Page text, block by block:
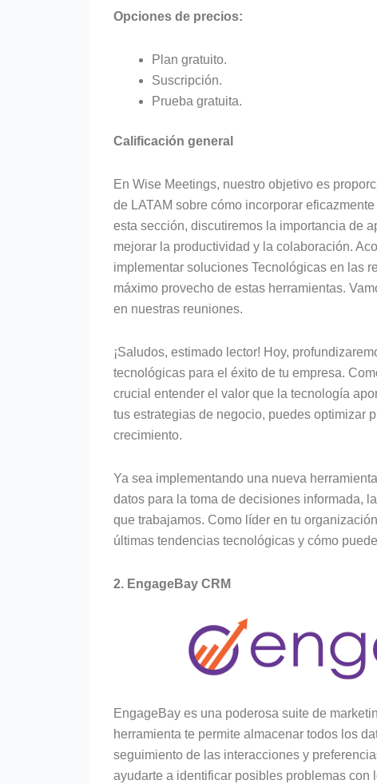
Opciones de precios:
Plan gratuito.
Suscripción.
Prueba gratuita.
Calificación general
En Wise Meetings, nuestro objetivo es
de LATAM sobre cómo incorporar
esta sección, discutiremos la importancia de
mejorar la productividad y la colaboración.
implementar soluciones Tecnológicas en las
máximo provecho de estas herramientas.
en nuestras reuniones.
¡Saludos, estimado lector! Hoy,
tecnológicas para el éxito de tu empresa.
crucial entender el valor que la tecnología
tus estrategias de negocio, puedes optimizar
crecimiento.
Ya sea implementando una nueva
datos para la toma de decisiones informada,
que trabajamos. Como líder en tu
últimas tendencias tecnológicas y cómo
2. EngageBay CRM
EngageBay es una poderosa suite de
herramienta te permite almacenar todos los
seguimiento de las interacciones y
ayudarte a identificar posibles problemas